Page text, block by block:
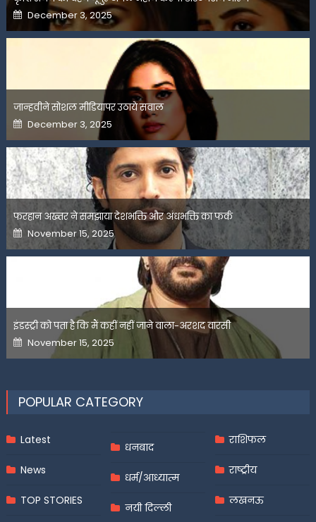
Posted
on
December 3, 2025
जान्हवीने सोशल मीडियापर उठाये सवाल
Posted
on
December 3, 2025
फरहान अख्तर ने समझाया देशभक्ति और अंधभक्ति का फर्क
Posted
on
November 15, 2025
इंडस्ट्री को पता है कि मैं कहीं नहीं जाने वाला-अरशद वारसी
Posted
on
November 15, 2025
POPULAR CATEGORY
Latest
News
TOP STORIES
धनबाद
धर्म/आध्यात्म
नयी दिल्ली
राशिफल
राष्ट्रीय
लखनऊ